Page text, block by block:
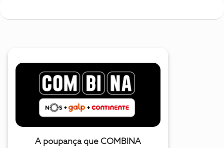
A poupança que COMBINA